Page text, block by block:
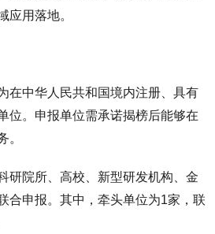
应用落地。
在中华人民共和国境内注册、具有
位。申报单位需承诺揭榜后能够在
。
研院所、高校、新型研发机构、金
合申报。其中，牵头单位为1家，联